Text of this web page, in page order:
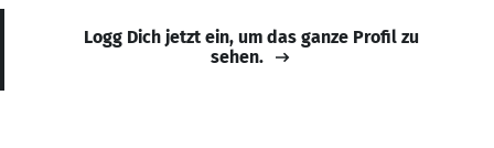
Logg Dich jetzt ein, um das ganze Profil zu
sehen.